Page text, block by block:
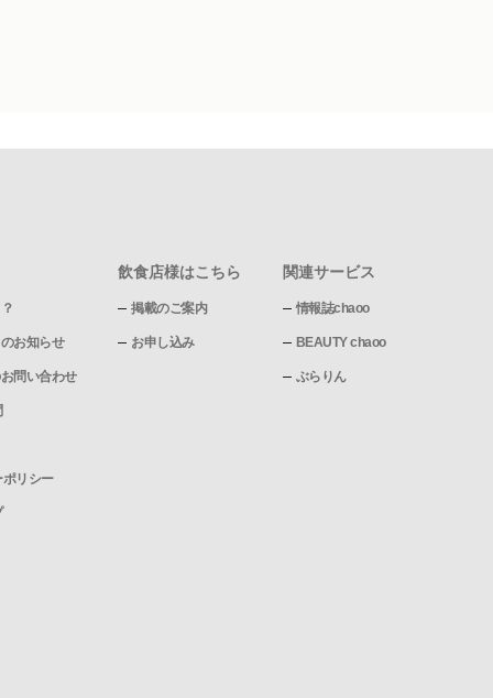
お知らせ
問い合わせ
リシー
飲食店様はこちら
掲載のご案内
お申し込み
関連サービス
情報誌chaoo
BEAUTY chaoo
ぶらりん